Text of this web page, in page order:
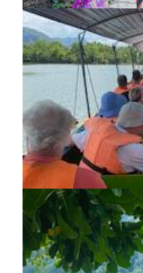
https://jedu.fi/wp-
content/uploads/
https://jedu.fi/wp-
content/uploads/
2-
rotated.jpg